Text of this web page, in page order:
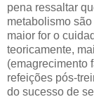
pena ressaltar
metabolismo
maior for o
teoricamente,
(emagrecimento
refeições pós-
do sucesso de